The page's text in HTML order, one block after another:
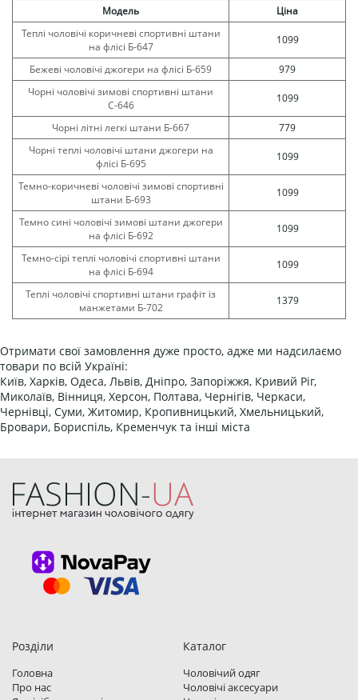
Модель
Ціна
Теплі чоловічі коричневі спортивні штани
на флісі Б-647
1099
Бежеві чоловічі джогери на флісі Б-659
979
Чорні чоловічі зимові спортивні штани
С-646
1099
Чорні літні легкі штани Б-667
779
Чорні теплі чоловічі штани джогери на
флісі Б-695
1099
Темно-коричневі чоловічі зимові спортивні
штани Б-693
1099
Темно сині чоловічі зимові штани джогери
на флісі Б-692
1099
Темно-сірі теплі чоловічі спортивні штани
на флісі Б-694
1099
Теплі чоловічі спортивні штани графіт із
манжетами Б-702
1379
Отримати свої замовлення дуже просто, адже ми надсилаємо
товари по всій Україні:
Київ, Харків, Одеса, Львів, Дніпро, Запоріжжя, Кривий Ріг,
Миколаїв, Вінниця, Херсон, Полтава, Чернігів, Черкаси,
Чернівці, Суми, Житомир, Кропивницький, Хмельницький,
Бровари, Бориспіль, Кременчук та інші міста
Розділи
Головна
Про нас
Каталог
Чоловічий одяг
Чоловічі аксесуари